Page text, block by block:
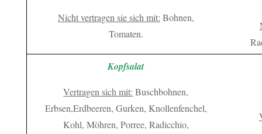
Nicht vertragen sie sich mit: Bohnen,
Tomaten.
Kopfsalat
Vertragen sich mit: Buschbohnen,
Erbsen,Erdbeeren, Gurken, Knollenfenchel,
Kohl, Möhren, Porree, Radicchio,